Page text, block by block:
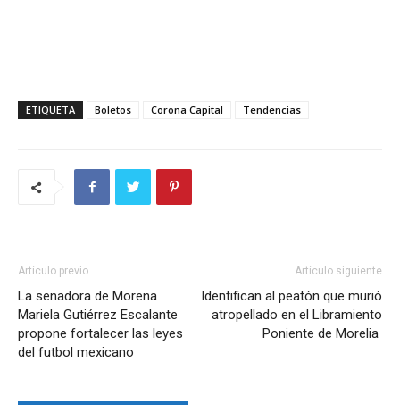
ETIQUETA Boletos Corona Capital Tendencias
Artículo previo
La senadora de Morena
Mariela Gutiérrez Escalante
propone fortalecer las leyes
del futbol mexicano
Artículo siguiente
Identifican al peatón que murió
atropellado en el Libramiento
Poniente de Morelia